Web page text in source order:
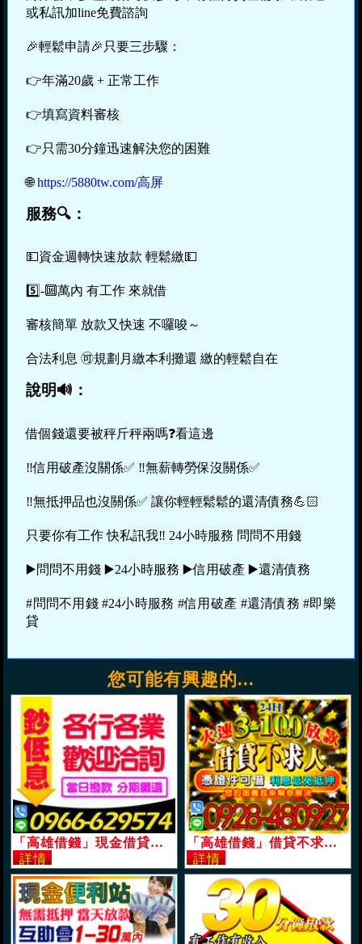
或私訊加line免費諮詢
🎉輕鬆申請🎉只要三步驟：
👉年滿20歲 + 正常工作
👉填寫資料審核
👉只需30分鐘迅速解決您的困難
🌐https://5880tw.com/高屏
服務🔍：
💵資金週轉快速放款 輕鬆繳💵
5️⃣-🔟萬內 有工作 來就借
審核簡單 放款又快速 不囉唆～
合法利息 🉑️規劃月繳本利攤還 繳的輕鬆自在
說明🔊：
借個錢還要被秤斤秤兩嗎❓看這邊
‼️信用破產沒關係✅ ‼️無薪轉勞保沒關係✅
‼️無抵押品也沒關係✅ 讓你輕輕鬆鬆的還清債務💪🏻
只要你有工作 快私訊我‼ 24小時服務 問問不用錢
▶️問問不用錢 ▶️24小時服務 ▶️信用破產 ▶️還清債務
#問問不用錢 #24小時服務 #信用破產 #還清債務 #即樂
貸
您可能有興趣的...
「高雄借錢」現金借貸，分期攤還，超低息，各行各業皆可借，當日撥款，分期攤還，歡迎洽詢「即樂貸」 「高雄借錢」借貸不求人，憑證件即可借，利息低免抵押，24H，3-100萬，您的困難我來幫你解決「即樂貸」